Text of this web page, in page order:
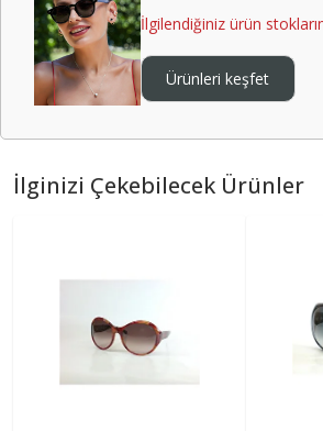
İlgilendiğiniz ürün
Ürünleri keşfet
İlginizi Çekebilecek Ürünler